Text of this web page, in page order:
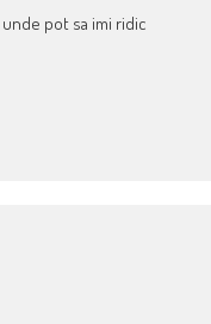
unde pot sa imi ridic